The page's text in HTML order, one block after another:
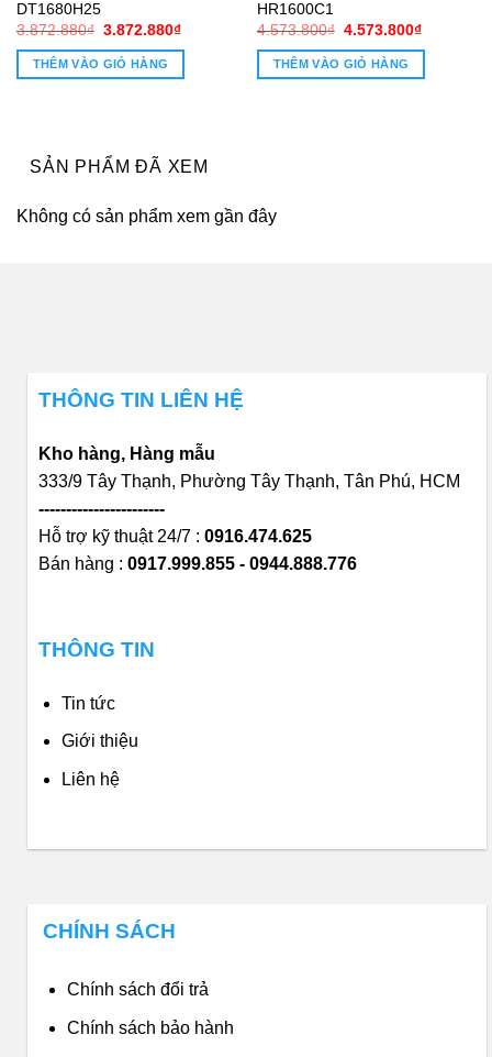
DT1680H25
3.872.880₫ Giá
là:
3.872.880₫.
3.872.880₫Giá
THÊM VÀO GIỎ HÀNG
HR1600C1
4.573.800₫ Giá
là:
4.573.800₫.
4.573.800₫Giá
THÊM VÀO GIỎ HÀNG
SẢN PHẨM ĐÃ XEM
Không có sản phẩm xem gần đây
THÔNG TIN LIÊN HỆ
Kho hàng, Hàng mẫu
333/9 Tây Thạnh, Phường Tây Thạnh, Tân Phú, HCM
-----------------------
Hỗ trợ kỹ thuật 24/7 : 0916.474.625
Bán hàng : 0917.999.855 - 0944.888.776
THÔNG TIN
Tin tức
Giới thiệu
Liên hệ
CHÍNH SÁCH
Chính sách đổi trả
Chính sách bảo hành